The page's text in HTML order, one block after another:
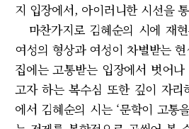
지 입장에서, 아이러니한 시선을
마찬가지로 김혜순의 시에 재
여성의 형상과 여성이 차별받는
집에는 고통받는 입장에서 벗어
고자 하는 복수심 또한 깊이 자
에서 김혜순의 시는 ‘문학이 고통